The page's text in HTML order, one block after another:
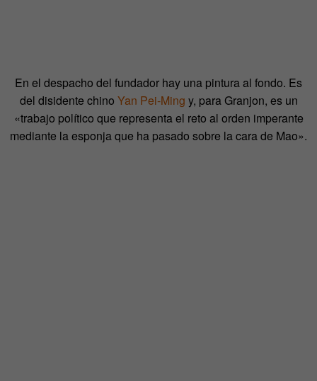
En el despacho del fundador hay una pintura al fondo. Es
del disidente chino Yan Pei-Ming y, para Granjon, es un
«trabajo político que representa el reto al orden imperante
mediante la esponja que ha pasado sobre la cara de Mao».